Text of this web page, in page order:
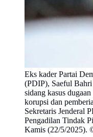
Eks kader Partai
(PDIP), Saeful
sidang kasus
korupsi dan
Sekretaris Jenderal
Pengadilan Tindak
Kamis (22/5/2025).